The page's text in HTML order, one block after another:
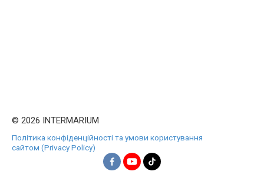
© 2026 INTERMARIUM
Політика конфіденційності та умови користування
сайтом (Privacy Policy)